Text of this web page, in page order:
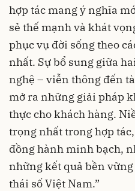
hợp tác mang ý nghĩa
sẻ thế mạnh và khát
phục vụ đời sống theo
nhất. Sự bổ sung giữa
nghệ – viễn thông đến
mở ra những giải pháp
thực cho khách hàng.
trọng nhất trong hợp
đồng hành minh bạch,
những kết quả bền
thái số Việt Nam.”